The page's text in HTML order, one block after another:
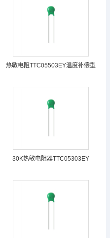
热敏电阻TTC05503EY温度补偿型
30K热敏电阻器TTC05303EY